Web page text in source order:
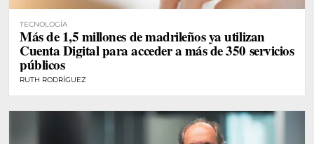
TECNOLOGÍA
Más de 1,5 millones de madrileños ya utilizan
Cuenta Digital para acceder a más de 350 servicios
públicos
RUTH RODRÍGUEZ